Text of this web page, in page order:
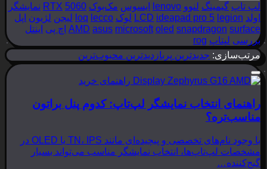
لپ تاپ گیمینگ لنوو lenovo ایسوس مک‌بوک RTX 5060
نمایشگر
اولد
LCD ideapad pro 5 legion لوک loq lecco لیجن لژیون اپل
AMD asus microsoft oled snapdragon surface اچ پی اینتل
بررسی لپتاپ rog
مرتب‌سازی: جدیدترین پربازدیدترین محبوب‌ترین
راهنمای خرید
راهنمای انتخاب نمایشگر لپ‌تاپ: کدوم پنل براتون
مناسب‌تره؟
با وجود نام‌های تخصصی و پیچیده‌ای مانند TN، IPS یا OLED در
مشخصات لپ‌تاپ‌ها، انتخاب نمایشگر مناسب می‌تواند بسیار
گیج‌کننده…